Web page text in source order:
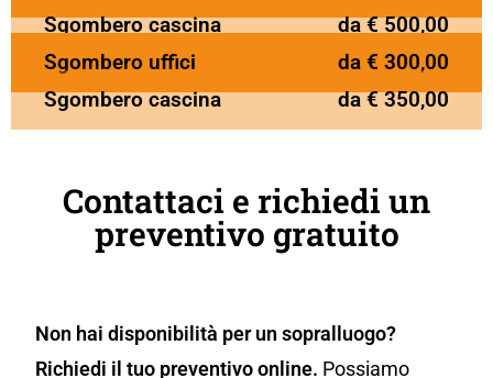
Sgombero cascina
da € 500,00
Sgombero uffici
da € 300,00
Sgombero cascina
da € 350,00
Contattaci e richiedi un
preventivo gratuito
Non hai disponibilità per un sopralluogo?
Richiedi il tuo preventivo online. Possiamo